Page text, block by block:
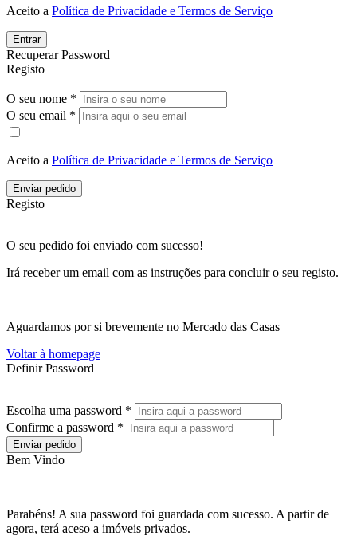
Aceito a Política de Privacidade e Termos de Serviço
Entrar
Recuperar Password
Registo
O seu nome *
O seu email *
Aceito a Política de Privacidade e Termos de Serviço
Enviar pedido
Registo
O seu pedido foi enviado com sucesso!
Irá receber um email com as instruções para concluir o seu registo.
Aguardamos por si brevemente no Mercado das Casas
Voltar à homepage
Definir Password
Escolha uma password *
Confirme a password *
Enviar pedido
Bem Vindo
Parabéns! A sua password foi guardada com sucesso. A partir de
agora, terá aceso a imóveis privados.